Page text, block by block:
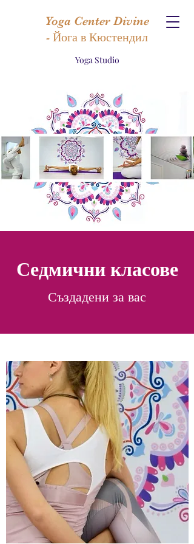
Yoga Center Divine
- Йога в Кюстендил
Yoga Studio
Седмични класове
Създадени за вас